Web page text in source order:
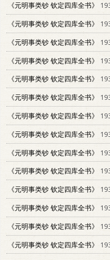
《元明事类钞 钦定四库全书》
《元明事类钞 钦定四库全书》
《元明事类钞 钦定四库全书》
《元明事类钞 钦定四库全书》
《元明事类钞 钦定四库全书》
《元明事类钞 钦定四库全书》
《元明事类钞 钦定四库全书》
《元明事类钞 钦定四库全书》
《元明事类钞 钦定四库全书》
《元明事类钞 钦定四库全书》
《元明事类钞 钦定四库全书》
《元明事类钞 钦定四库全书》
《元明事类钞 钦定四库全书》
《元明事类钞 钦定四库全书》